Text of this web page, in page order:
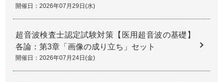
開催日：2026年07月29日(水)
超音波検査士認定試験対策【医用超音波の基礎】
各論：第3章「画像の成り立ち」セット
開催日：2026年07月24日(金)